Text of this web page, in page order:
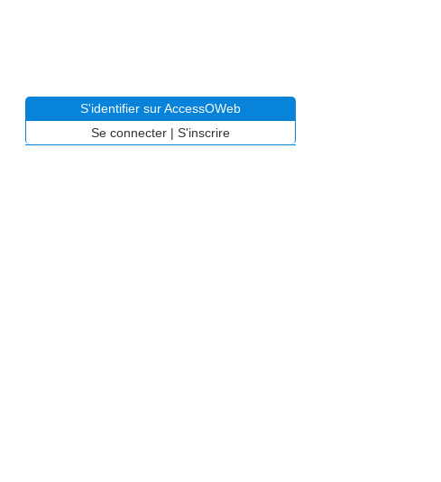
S'identifier sur AccessOWeb
Se connecter | S'inscrire